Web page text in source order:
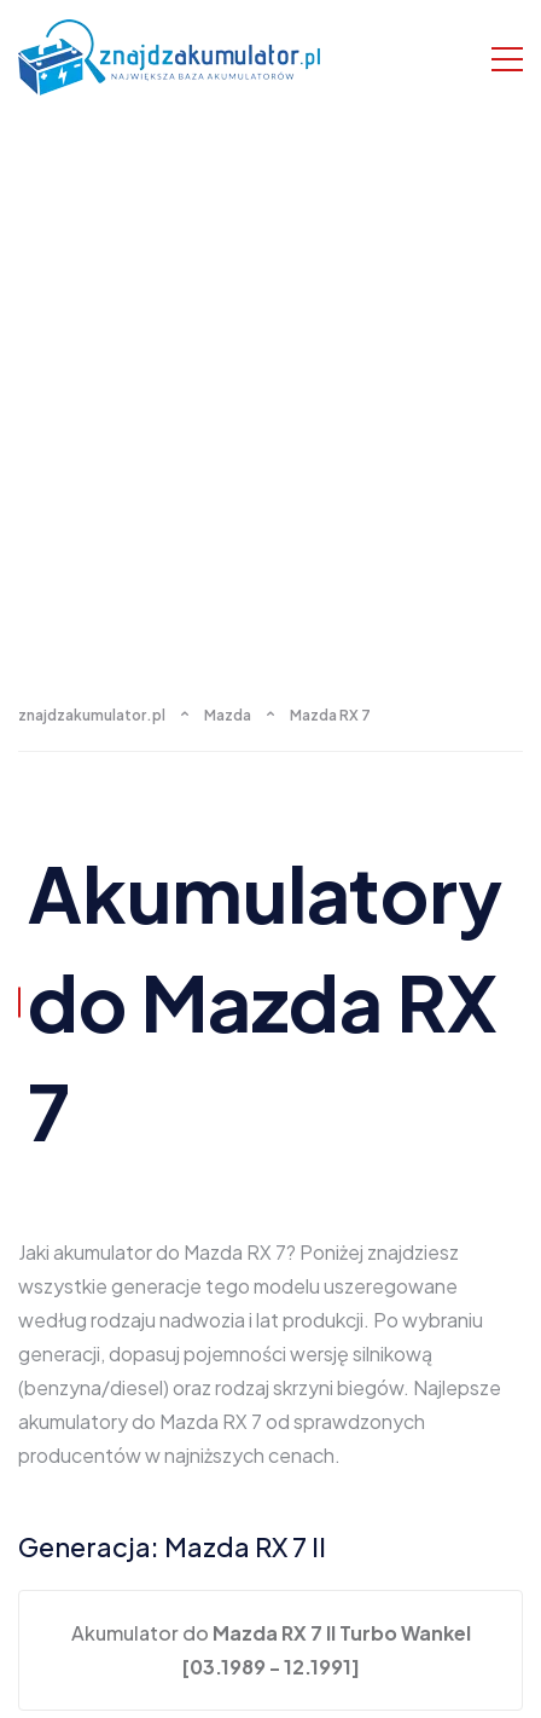
znajdzakumulator.pl Mazda Mazda RX 7
Akumulatory
do Mazda RX
7
Jaki akumulator do Mazda RX 7? Poniżej znajdziesz
wszystkie generacje tego modelu uszeregowane
według rodzaju nadwozia i lat produkcji. Po wybraniu
generacji, dopasuj pojemności wersję silnikową
(benzyna/diesel) oraz rodzaj skrzyni biegów. Najlepsze
akumulatory do Mazda RX 7 od sprawdzonych
producentów w najniższych cenach.
Generacja: Mazda RX 7 II
Akumulator do Mazda RX 7 II Turbo Wankel
[03.1989 - 12.1991]